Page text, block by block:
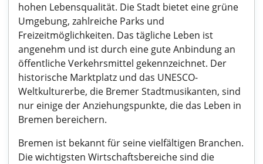
hohen Lebensqualität. Die Stadt bietet eine grüne
Umgebung, zahlreiche Parks und
Freizeitmöglichkeiten. Das tägliche Leben ist
angenehm und ist durch eine gute Anbindung an
öffentliche Verkehrsmittel gekennzeichnet. Der
historische Marktplatz und das UNESCO-
Weltkulturerbe, die Bremer Stadtmusikanten, sind
nur einige der Anziehungspunkte, die das Leben in
Bremen bereichern.
Bremen ist bekannt für seine vielfältigen Branchen.
Die wichtigsten Wirtschaftsbereiche sind die